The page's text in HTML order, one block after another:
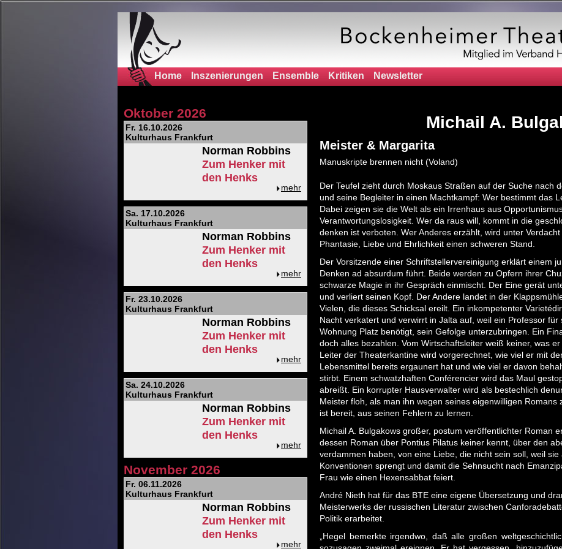
Home Inszenierungen Ensemble Kritiken Newsletter
Oktober 2026
Fr. 16.10.2026
Kulturhaus Frankfurt
Norman Robbins
Zum Henker mit
den Henks
mehr
Sa. 17.10.2026
Kulturhaus Frankfurt
Norman Robbins
Zum Henker mit
den Henks
mehr
Fr. 23.10.2026
Kulturhaus Frankfurt
Norman Robbins
Zum Henker mit
den Henks
mehr
Sa. 24.10.2026
Kulturhaus Frankfurt
Norman Robbins
Zum Henker mit
den Henks
mehr
November 2026
Fr. 06.11.2026
Kulturhaus Frankfurt
Norman Robbins
Zum Henker mit
den Henks
mehr
Michail A.
Meister & Margarita
Manuskripte brennen nicht (Voland)
Der Teufel zieht durch Moskaus Straßen auf der Suche nach
und seine Begleiter in einen Machtkampf: Wer bestimmt das
Dabei zeigen sie die Welt als ein Irrenhaus aus
Verantwortungslosigkeit. Wer da raus will, kommt in die
denken ist verboten. Wer Anderes erzählt, wird unter
Phantasie, Liebe und Ehrlichkeit einen schweren Stand.
Der Vorsitzende einer Schriftstellervereinigung erklärt einem
Denken ad absurdum führt. Beide werden zu Opfern ihrer
schwarze Magie in ihr Gespräch einmischt. Der Eine gerät
und verliert seinen Kopf. Der Andere landet in der
Vielen, die dieses Schicksal ereilt. Ein inkompetenter
Nacht verkatert und verwirrt in Jalta auf, weil ein Professor für
Wohnung Platz benötigt, sein Gefolge unterzubringen. Ein
doch alles bezahlen. Vom Wirtschaftsleiter weiß keiner, was
Leiter der Theaterkantine wird vorgerechnet, wie viel er mit
Lebensmittel bereits ergaunert hat und wie viel er davon
stirbt. Einem schwatzhaften Conférencier wird das Maul
abreißt. Ein korrupter Hausverwalter wird als bestechlich
Meister floh, als man ihn wegen seines eigenwilligen
ist bereit, aus seinen Fehlern zu lernen.
Michail A. Bulgakows großer, postum veröffentlichter Roman
dessen Roman über Pontius Pilatus keiner kennt, über den
verdammen haben, von eine Liebe, die nicht sein soll, weil
Konventionen sprengt und damit die Sehnsucht nach
Frau wie einen Hexensabbat feiert.
André Nieth hat für das BTE eine eigene Übersetzung und
Meisterwerks der russischen Literatur zwischen
Politik erarbeitet.
„Hegel bemerkte irgendwo, daß alle großen